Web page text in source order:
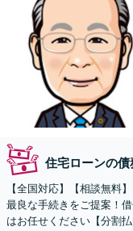
住宅ローンの債
【全国対応】【相談無料
最良な手続きをご提案！
はお任せください【分割払